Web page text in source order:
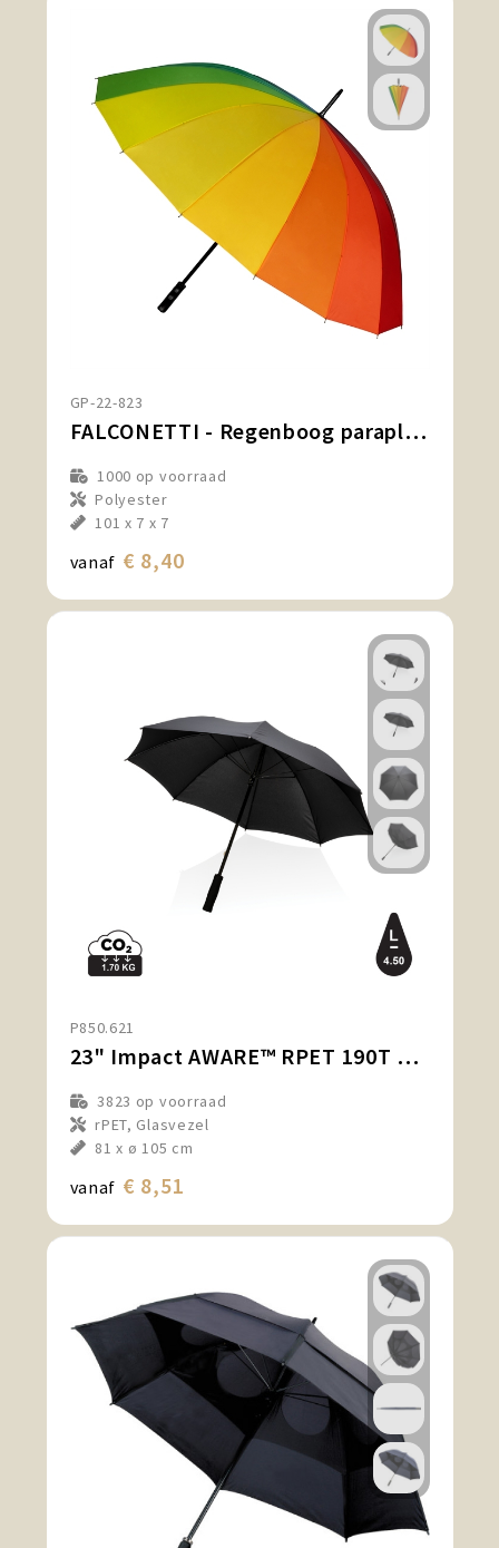
GP-22-823
FALCONETTI - Regenboog paraplu - Handopening - Windproof - 125 cm - Multi kleur
1000 op voorraad
Polyester
101 x 7 x 7
vanaf € 8,40
P850.621
23" Impact AWARE™ RPET 190T storm proof paraplu
3823 op voorraad
rPET, Glasvezel
81 x ø 105 cm
vanaf € 8,51